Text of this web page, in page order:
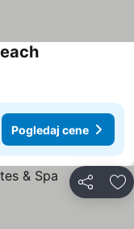
Pogledaj cene
Pogledaj cene
Deli